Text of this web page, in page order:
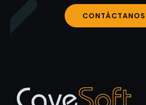
CONTÁCTANOS